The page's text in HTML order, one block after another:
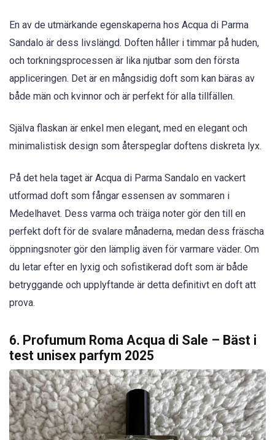
En av de utmärkande egenskaperna hos Acqua di Parma
Sandalo är dess livslängd. Doften håller i timmar på huden,
och torkningsprocessen är lika njutbar som den första
appliceringen. Det är en mångsidig doft som kan bäras av
både män och kvinnor och är perfekt för alla tillfällen.
Själva flaskan är enkel men elegant, med en elegant och
minimalistisk design som återspeglar doftens diskreta lyx.
På det hela taget är Acqua di Parma Sandalo en vackert
utformad doft som fångar essensen av sommaren i
Medelhavet. Dess varma och träiga noter gör den till en
perfekt doft för de svalare månaderna, medan dess fräscha
öppningsnoter gör den lämplig även för varmare väder. Om
du letar efter en lyxig och sofistikerad doft som är både
betryggande och upplyftande är detta definitivt en doft att
prova.
6. Profumum Roma Acqua di Sale – Bäst i
test unisex parfym 2025